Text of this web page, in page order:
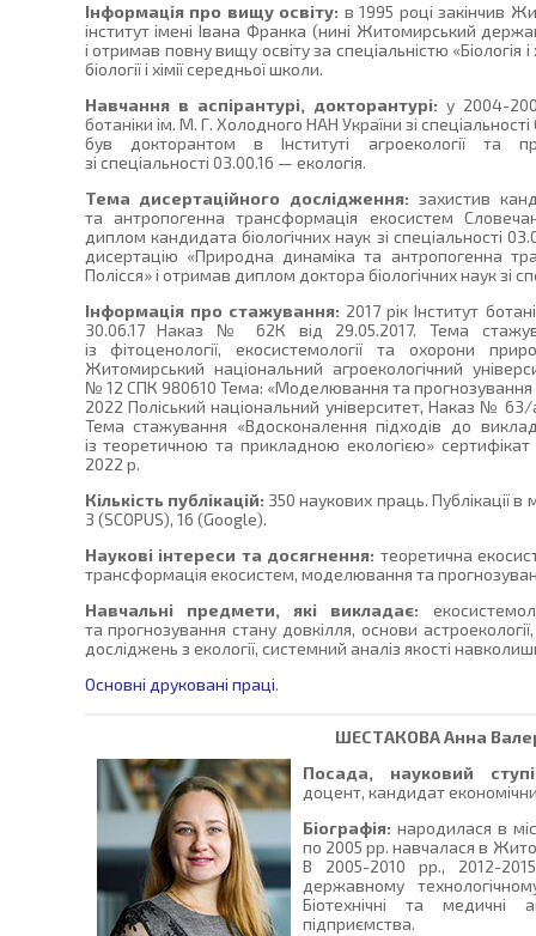
Інформація про вищу освіту: в 1995 році закінчив
інститут імені Івана Франка (нині Житомирський
і отримав повну вищу освіту за спеціальністю «Біологія
біології і хімії середньої школи.
Навчання в аспірантурі, докторантурі: у 2004-
ботаніки ім. М. Г. Холодного НАН України зі
був докторантом в Інституті агроекології та
зі спеціальності 03.00.16 — екологія.
Тема дисертаційного дослідження: захистив
та антропогенна трансформація екосистем
диплом кандидата біологічних наук зі спеціальності
дисертацію «Природна динаміка та антропогенна
Полісся» і отримав диплом доктора біологічних наук зі
Інформація про стажування: 2017 рік Інститут
30.06.17 Наказ № 62К від 29.05.2017. Тема
із фітоценології, екосистемології та охорони
Житомирський національний агроекологічний
№ 12 СПК 980610 Тема: «Моделювання та прогнозування
2022 Поліський національний університет, Наказ №
Тема стажування «Вдосконалення підходів до
із теоретичною та прикладною екологією»
2022 р.
Кількість публікацій: 350 наукових праць. Публікації
3 (SCOPUS), 16 (Google).
Наукові інтереси та досягнення: теоретична
трансформація екосистем, моделювання та
Навчальні предмети, які викладає:
та прогнозування стану довкілля, основи
досліджень з екології, системний аналіз якості
Основні друковані праці.
ШЕСТАКОВААнна
Посада, науковий
доцент, кандидат
Біографія: народилася в
по 2005 рр. навчалася в
В 2005-2010 рр., 2012-
державному
Біотехнічні та
підприємства.